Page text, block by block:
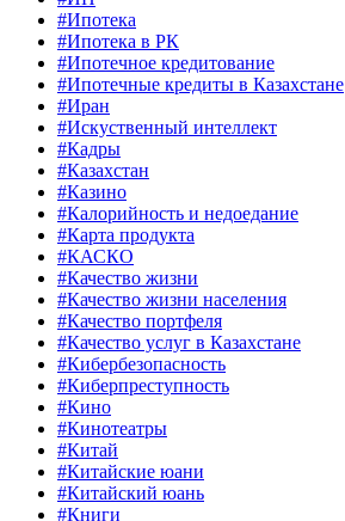
#Ипотека
#Ипотека в РК
#Ипотечное кредитование
#Ипотечные кредиты в Казахстане
#Иран
#Искуственный интеллект
#Кадры
#Казахстан
#Казино
#Калорийность и недоедание
#Карта продукта
#КАСКО
#Качество жизни
#Качество жизни населения
#Качество портфеля
#Качество услуг в Казахстане
#Кибербезопасность
#Киберпреступность
#Кино
#Кинотеатры
#Китай
#Китайские юани
#Китайский юань
#Книги